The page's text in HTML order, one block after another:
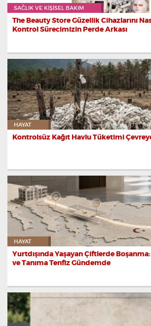
SAĞLIK VE KIŞISEL BAKIM
The Beauty Store Güzellik Cihazlarını
Kontrol Sürecimizin Perde Arkası
HAYAT
Kontrolsüz Kağıt Havlu Tüketimi
HAYAT
Yurtdışında Yaşayan Çiftlerde
ve Tanıma Tenfiz Gündemde